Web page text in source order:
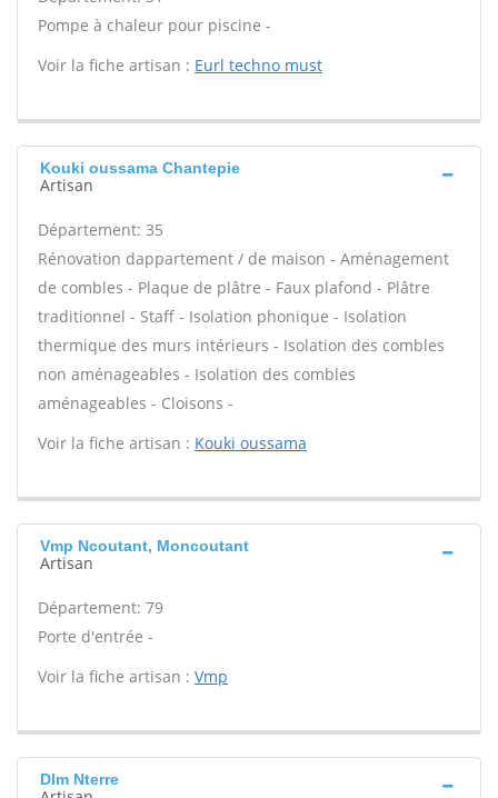
Pompe à chaleur pour piscine -
Voir la fiche artisan : Eurl techno must
Kouki oussama Chantepie
Artisan
Département: 35
Rénovation dappartement / de maison - Aménagement
de combles - Plaque de plâtre - Faux plafond - Plâtre
traditionnel - Staff - Isolation phonique - Isolation
thermique des murs intérieurs - Isolation des combles
non aménageables - Isolation des combles
aménageables - Cloisons -
Voir la fiche artisan : Kouki oussama
Vmp Ncoutant, Moncoutant
Artisan
Département: 79
Porte d'entrée -
Voir la fiche artisan : Vmp
Dlm Nterre